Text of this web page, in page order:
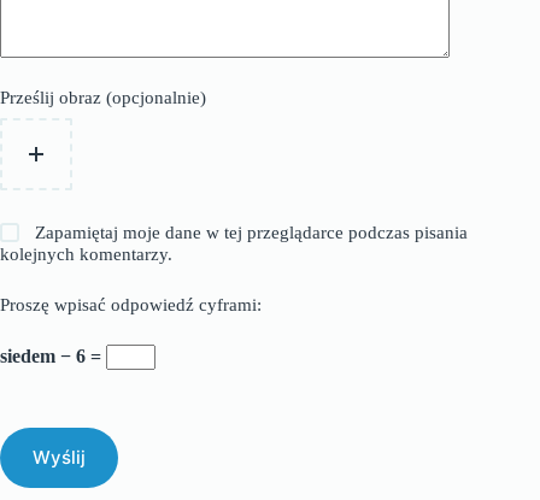
Prześlij obraz (opcjonalnie)
Zapamiętaj moje dane w tej przeglądarce podczas pisania
kolejnych komentarzy.
Proszę wpisać odpowiedź cyframi:
siedem − 6 =
Wyślij